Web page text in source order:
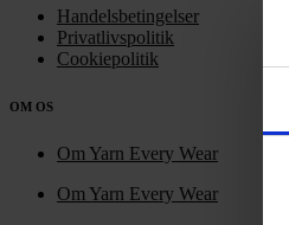
Handelsbetingelser
Privatlivspolitik
Cookiepolitik
OM OS
Om Yarn Every Wear
Om Yarn Every Wear